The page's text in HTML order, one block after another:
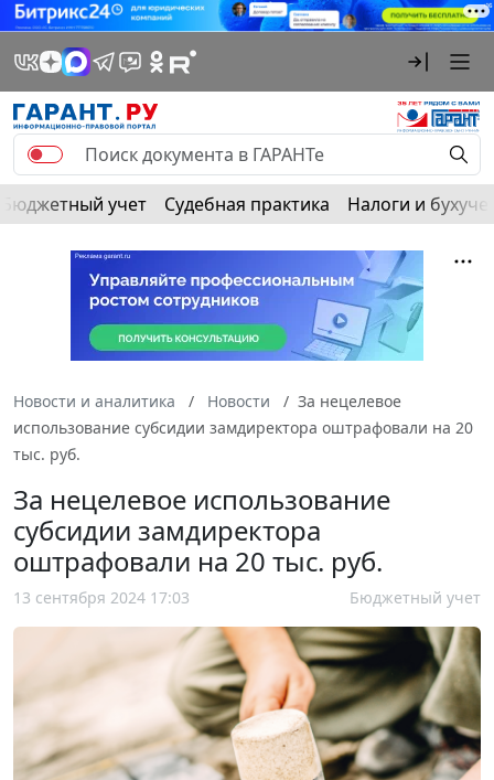
Бюджетный учет Судебная практика Налоги и
Новости и аналитика Новости
За нецелевое
использование субсидии замдиректора оштрафовали на 20
тыс. руб.
За нецелевое использование
субсидии замдиректора
оштрафовали на 20 тыс. руб.
13 сентября 2024 17:03 Бюджетный учет